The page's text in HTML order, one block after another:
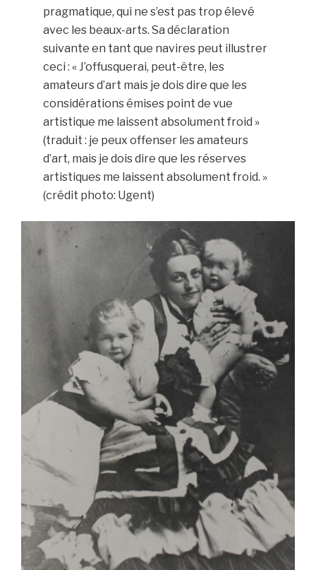
pragmatique, qui ne s’est pas trop élevé
avec les beaux-arts. Sa déclaration
suivante en tant que navires peut illustrer
ceci : « J’offusquerai, peut-être, les
amateurs d’art mais je dois dire que les
considérations émises point de vue
artistique me laissent absolument froid »
(traduit : je peux offenser les amateurs
d’art, mais je dois dire que les réserves
artistiques me laissent absolument froid. »
(crédit photo: Ugent)